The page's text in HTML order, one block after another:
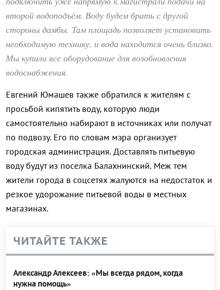
второй водоподъём. Воду будем брать с другой
стороны дамбы. Там площадь позволяет установить
необходимую технику, и вода находится очень близко.
Мы купили все оборудование для возобновления
водоснабжения.
Евгений Юмашев также обратился к жителям с
просьбой кипятить воду, которую люди
самостоятельно набирают в источниках или получат
по подвозу. Его по словам мэра организует
городская администрация. Доставлять питьевую
воду будут из поселка Балахнинский. Меж тем
жители города в соцсетях жалуются на недостаток и
резкое удорожание питьевой воды в местных
магазинах.
ЧИТАЙТЕ ТАКЖЕ
Александр Алексеев: «Мы всегда рядом, когда
нужна помощь»